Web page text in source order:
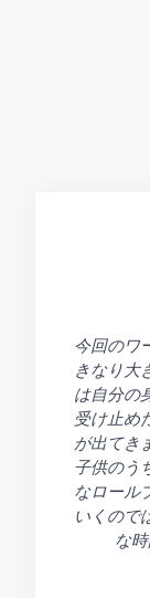
今回のワ
きなり大
は自分の
受け止め
が出てき
子供のう
なロール
いくので
な